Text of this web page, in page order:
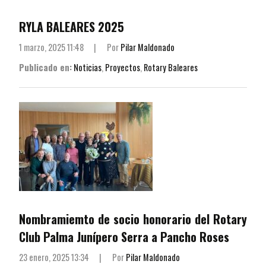
RYLA BALEARES 2025
1 marzo, 2025 11:48 | PorPilar Maldonado
Publicado en:Noticias, Proyectos, Rotary Baleares
Nombramiemto de socio honorario del Rotary
Club Palma Junípero Serra a Pancho Roses
23 enero, 2025 13:34 | PorPilar Maldonado